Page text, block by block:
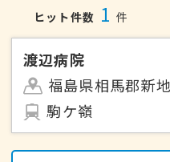
ヒット件数 1 件
渡辺病院
福島県相馬郡新
駒ケ嶺